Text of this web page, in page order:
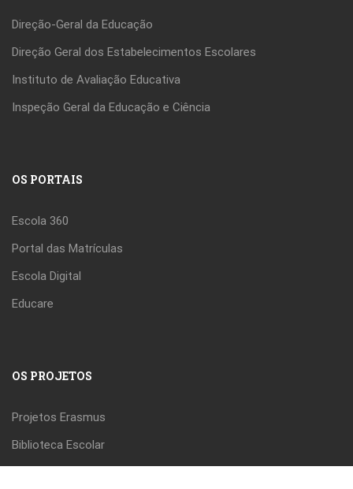
Direção-Geral da Educação
Direção Geral dos Estabelecimentos Escolares
Instituto de Avaliação Educativa
Inspeção Geral da Educação e Ciência
OS PORTAIS
Escola 360
Portal das Matrículas
Escola Digital
Educare
OS PROJETOS
Projetos Erasmus
Biblioteca Escolar